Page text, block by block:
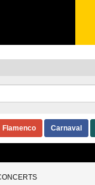
Flamenco Carnaval